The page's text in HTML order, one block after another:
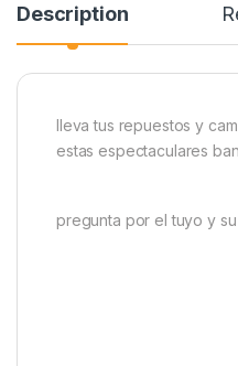
Description
lleva tus repuestos y
estas espectaculares
pregunta por el tuyo y